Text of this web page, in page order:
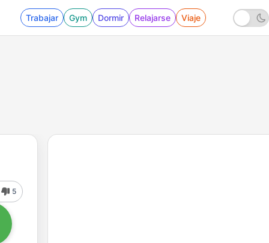
Trabajar Gym Dormir Relajarse Viaje
5